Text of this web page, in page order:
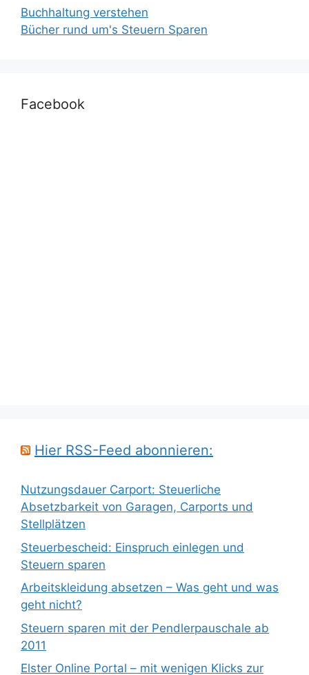
Buchhaltung verstehen
Bücher rund um's Steuern Sparen
Facebook
Hier RSS-Feed abonnieren:
Nutzungsdauer Carport: Steuerliche
Absetzbarkeit von Garagen, Carports und
Stellplätzen
Steuerbescheid: Einspruch einlegen und
Steuern sparen
Arbeitskleidung absetzen – Was geht und was
geht nicht?
Steuern sparen mit der Pendlerpauschale ab
2011
Elster Online Portal – mit wenigen Klicks zur